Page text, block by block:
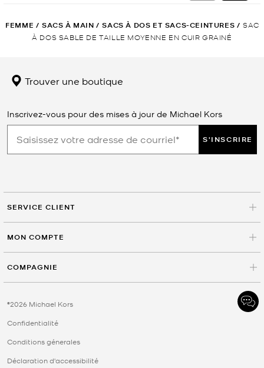
FEMME / SACS À MAIN / SACS À DOS ET SACS-CEINTURES / SAC
À DOS SABLE DE TAILLE MOYENNE EN CUIR GRAINÉ
Trouver une boutique
Inscrivez-vous pour des mises à jour de Michael Kors
S'INSCRIRE
SERVICE CLIENT
MON COMPTE
COMPAGNIE
©2026 Michael Kors
Confidentialité
Conditions génerales
Déclaration d'accessibilité